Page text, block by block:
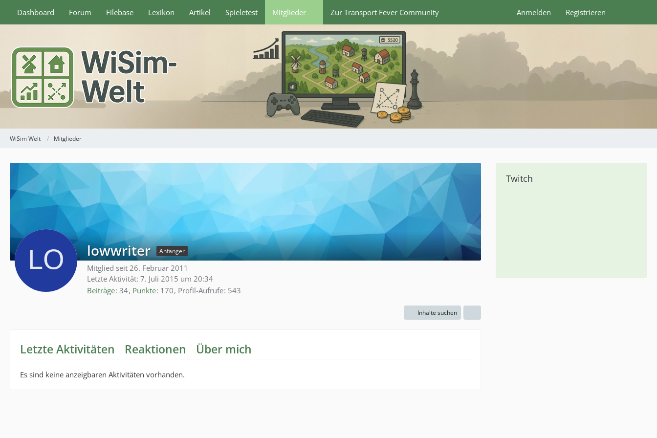
Dashboard Forum Filebase Lexikon Artikel Spieletest Mitglieder Zur Transport Fever Community Anmelden Registrieren
WiSim Welt Mitglieder
lowwriter Anfänger
Mitglied seit 26. Februar 2011
Letzte Aktivität: 7. Juli 2015 um 20:34
Beiträge 34 Punkte 170 Profil-Aufrufe 543
Inhalte suchen
Letzte Aktivitäten Reaktionen Über mich
Es sind keine anzeigbaren Aktivitäten vorhanden.
Twitch